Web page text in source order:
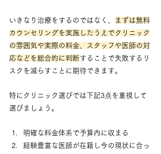
いきなり治療をするのではなく、
まずは無料
カウンセリングを実施したうえでクリニック
の雰囲気や実際の料金、スタッフや医師の対
応などを総合的に判断することで失敗するリ
スクを減らすことに期待できます。
特にクリニック選びでは下記3点を重視して
選びましょう。
明確な料金体系で予算内に収まる
経験豊富な医師が在籍し今の現状に合っ